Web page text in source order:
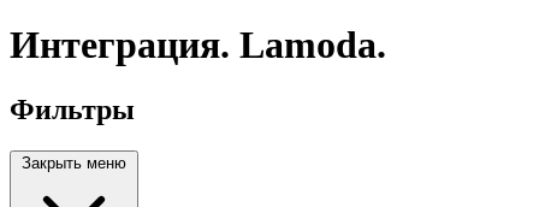
Интеграция. Lamoda.
Фильтры
Закрыть меню